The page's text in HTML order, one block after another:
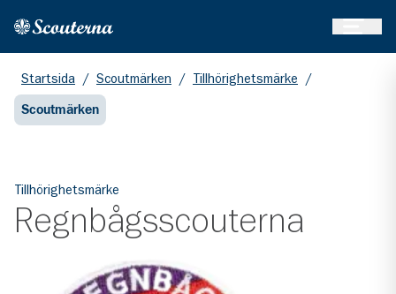
Hem
Startsida / Scoutmärken / Tillhörighetsmärke /
Scoutmärken
Tillhörighetsmärke
Regnbågsscouterna